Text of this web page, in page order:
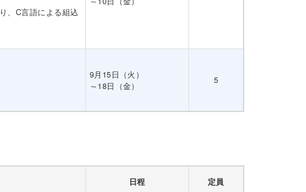
、C言語による組込
9月15日（火）
～18日（金）
5
日程 定員